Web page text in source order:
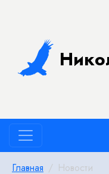
Главная Новости